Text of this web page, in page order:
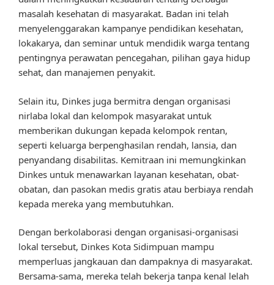
masalah kesehatan di masyarakat. Badan ini telah
menyelenggarakan kampanye pendidikan kesehatan,
lokakarya, dan seminar untuk mendidik warga tentang
pentingnya perawatan pencegahan, pilihan gaya hidup
sehat, dan manajemen penyakit.
Selain itu, Dinkes juga bermitra dengan organisasi
nirlaba lokal dan kelompok masyarakat untuk
memberikan dukungan kepada kelompok rentan,
seperti keluarga berpenghasilan rendah, lansia, dan
penyandang disabilitas. Kemitraan ini memungkinkan
Dinkes untuk menawarkan layanan kesehatan, obat-
obatan, dan pasokan medis gratis atau berbiaya rendah
kepada mereka yang membutuhkan.
Dengan berkolaborasi dengan organisasi-organisasi
lokal tersebut, Dinkes Kota Sidimpuan mampu
memperluas jangkauan dan dampaknya di masyarakat.
Bersama-sama, mereka telah bekerja tanpa kenal lelah